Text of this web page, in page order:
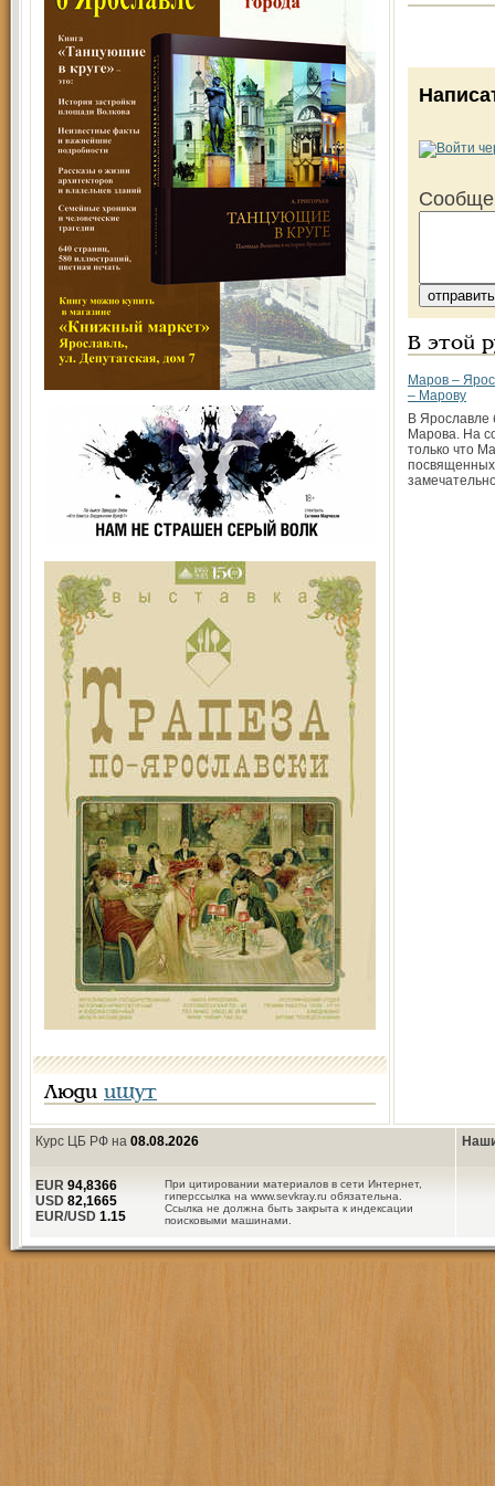
Люди ищут
В этой
Маров –
– Марову
В Ярославле
Марова. На
только что
Курс ЦБ РФ на 08.08.2026
При цитировании материалов в сети Интернет,
гиперссылка на www.sevkray.ru обязательна.
Ссылка не должна быть закрыта к индексации
поисковыми машинами.
EUR 94,8366
USD 82,1665
EUR/USD 1.15